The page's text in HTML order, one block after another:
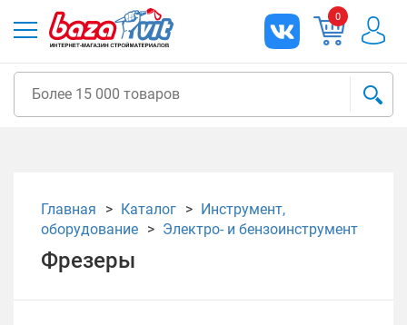
0
Главная Каталог
Инструмент,
оборудование
Электро- и бензоинструмент
Фрезеры